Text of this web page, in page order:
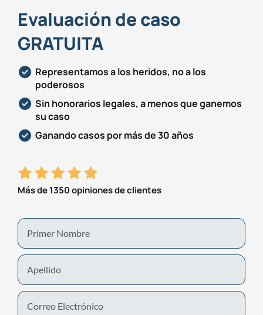
Evaluación de caso
GRATUITA
Representamos a los heridos, no a los
poderosos
Sin honorarios legales, a menos que ganemos
su caso
Ganando casos por más de 30 años
Más de 1350 opiniones de clientes
First
Name
Last
Name
Email